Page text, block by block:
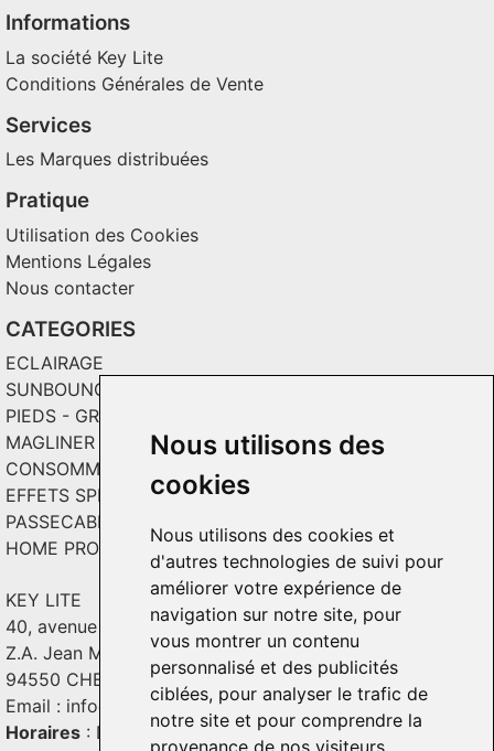
Nous utilisons des
cookies
Nous utilisons des cookies et
d'autres technologies de suivi pour
améliorer votre expérience de
navigation sur notre site, pour
vous montrer un contenu
personnalisé et des publicités
ciblées, pour analyser le trafic de
notre site et pour comprendre la
provenance de nos visiteurs.
Informations
La société Key Lite
Conditions Générales de Vente
Services
Les Marques distribuées
Pratique
Utilisation des Cookies
Mentions Légales
Nous contacter
CATEGORIES
ECLAIRAGE
SUNBOUNCE
PIEDS - GRIPS - TOILES
MAGLINER CHARIOTS
CONSOMMABLES / SOLS VINYL
EFFETS SPECIAUX ET INCRUSTATION
PASSECABLE
HOME PRODUCT
KEY LITE
40, avenue Georges Guynemer
Z.A. Jean Mermoz - Bât. C2
94550 CHEVILLY - LARUE
Email : info@keylite.com
Horaires : Du lundi au vendredi : 9h-13h & 14h-18h